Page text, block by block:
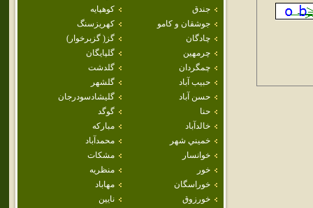
جندق
كوهپايه
جوشقان و كامو
كهريزسنگ
چادگان
گز( گزبرخوار)
چرمهين
گلپايگان
چمگردان
گلدشت
حبيب آباد
گلشهر
حسن آباد
گليشادسودرجان
حنا
گوگد
خالدآباد
مباركه
خميني شهر
محمدآباد
خوانسار
مشكات
خور
منظريه
خوراسگان
مهاباد
خورزوق
نايين